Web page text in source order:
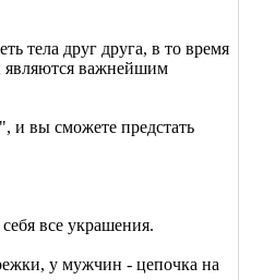
тела друг друга, в то время
являются важнейшим
и вы сможете предстать
все украшения.
у мужчин - цепочка на